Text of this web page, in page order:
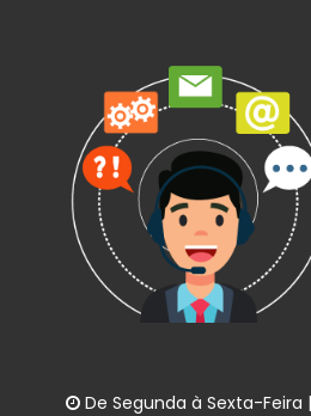
De Segunda à Sexta-Feira